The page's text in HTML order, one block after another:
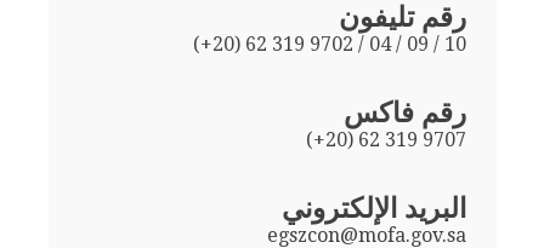
رقم تليفون
(+20) 62 319 9702 / 04 / 09 / 10
رقم فاكس
(+20) 62 319 9707
البريد الإلكتروني
egszcon@mofa.gov.sa